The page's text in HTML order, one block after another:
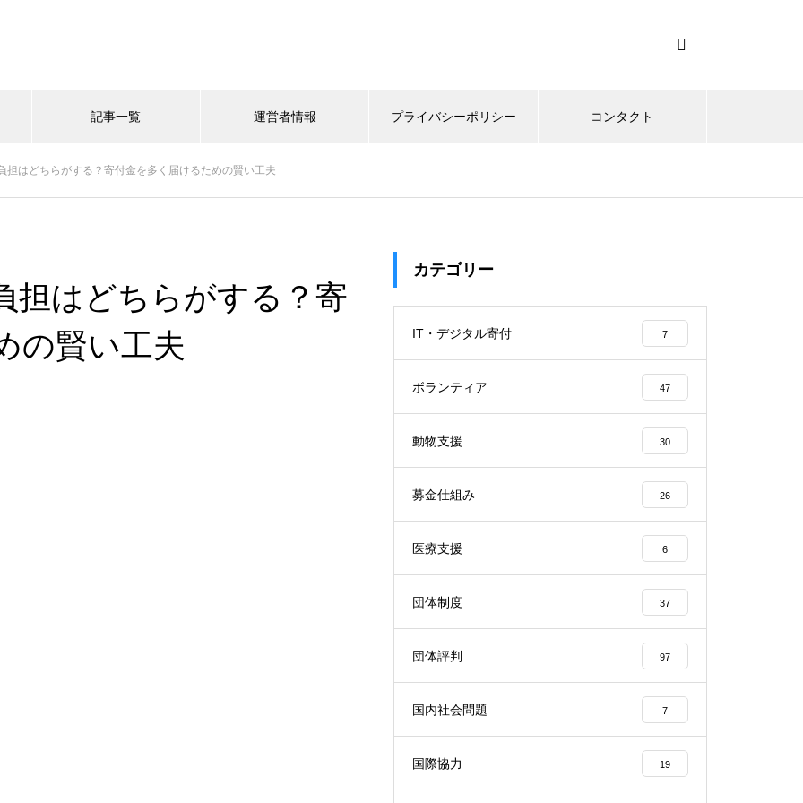
記事一覧 運営者情報 プライバシーポリシー コンタクト
担はどちらがする？寄付金を多く届けるための賢い工夫
担はどちらがする？寄
の賢い工夫
カテゴリー
IT・デジタル寄付 7
ボランティア 47
動物支援 30
募金仕組み 26
医療支援 6
団体制度 37
団体評判 97
国内社会問題 7
国際協力 19